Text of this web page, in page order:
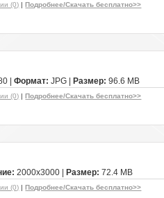
(0) |Подробнее/Скачать бесплатно>>
|Формат: JPG | Размер: 96.6 MB
(0) |Подробнее/Скачать бесплатно>>
2000x3000 | Размер: 72.4 MB
(0) |Подробнее/Скачать бесплатно>>